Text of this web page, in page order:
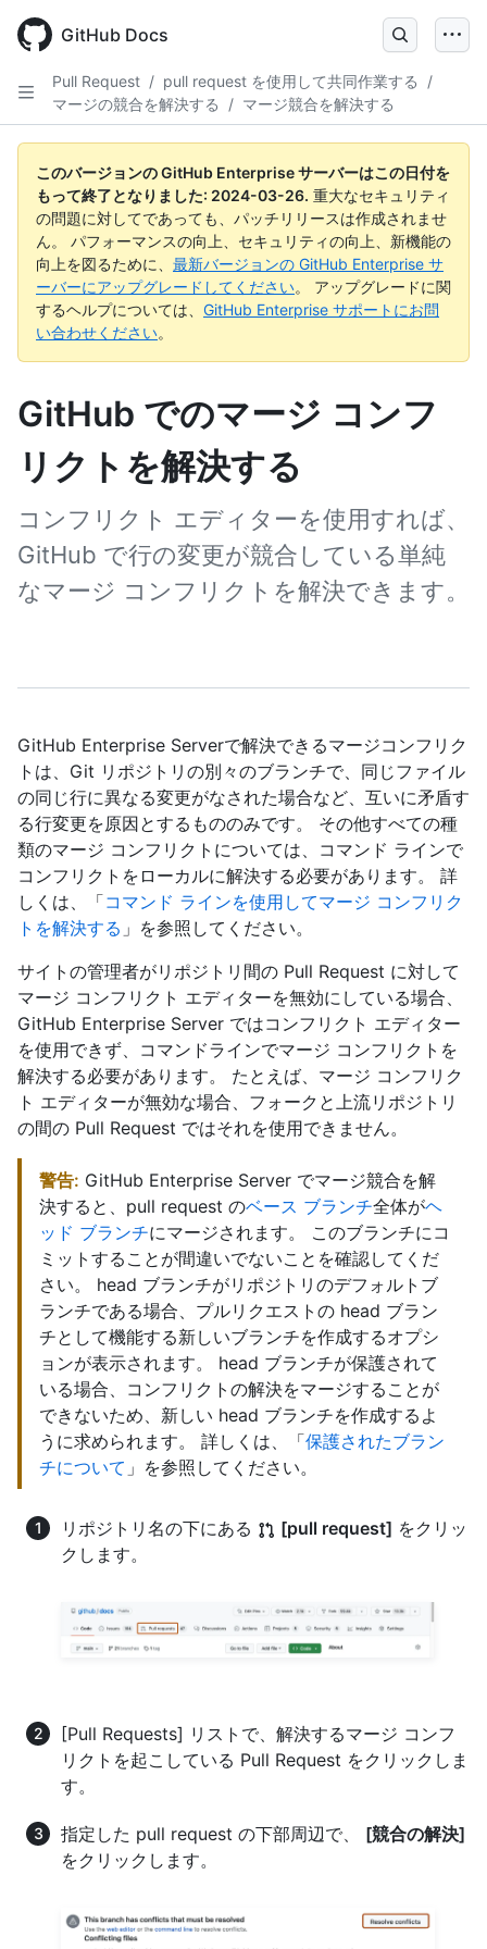
main
GitHub Docs
Pull Request / pull request を使用して共同作業する
/
マージの競合を解決する
/ マージ競合を解決する
このバージョンの GitHub Enterprise サーバーはこの日付を
もって終了となりました: 2024-03-26. 重大なセキュリティ
の問題に対してであっても、パッチリリースは作成されませ
ん。 パフォーマンスの向上、セキュリティの向上、新機能の
向上を図るために、 最新バージョンの GitHub Enterprise サ
ーバーにアップグレードしてください。 アップグレードに関
するヘルプについては、 GitHub Enterprise サポートにお問
い合わせください。
GitHub でのマージ コンフ
リクトを解決する
コンフリクト エディターを使用すれば、
GitHub で行の変更が競合している単純
なマージ コンフリクトを解決できます。
GitHub Enterprise Serverで解決できるマージコンフリク
トは、Git リポジトリの別々のブランチで、同じファイル
の同じ行に異なる変更がなされた場合など、互いに矛盾す
る行変更を原因とするもののみです。 その他すべての種
類のマージ コンフリクトについては、コマンド ラインで
コンフリクトをローカルに解決する必要があります。 詳
しくは、「コマンド ラインを使用してマージ コンフリク
トを解決する 」を参照してください。
サイトの管理者がリポジトリ間の Pull Request に対して
マージ コンフリクト エディターを無効にしている場合、
GitHub Enterprise Server ではコンフリクト エディター
を使用できず、コマンドラインでマージ コンフリクトを
解決する必要があります。 たとえば、マージ コンフリク
ト エディターが無効な場合、フォークと上流リポジトリ
の間の Pull Request ではそれを使用できません。
警告: GitHub Enterprise Server でマージ競合を解
決すると、pull request のベース ブランチ全体がヘ
ッド ブランチにマージされます。 このブランチにコ
ミットすることが間違いでないことを確認してくだ
さい。 head ブランチがリポジトリのデフォルトブ
ランチである場合、プルリクエストの head ブラン
チとして機能する新しいブランチを作成するオプシ
ョンが表示されます。 head ブランチが保護されて
いる場合、コンフリクトの解決をマージすることが
できないため、新しい head ブランチを作成するよ
うに求められます。 詳しくは、「保護されたブラン
チについて 」を参照してください。
リポジトリ名の下にある [pull request] をクリッ
クします。
[Pull Requests] リストで、解決するマージ コンフ
リクトを起こしている Pull Request をクリックしま
す。
指定した pull request の下部周辺で、 [競合の解決]
をクリックします。